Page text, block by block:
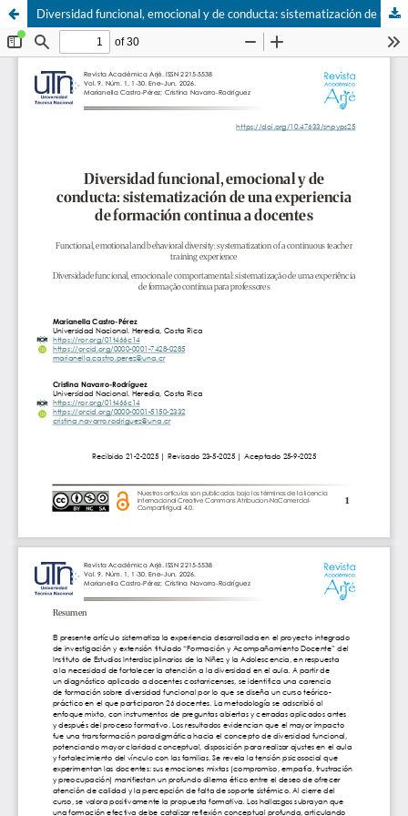
Diversidad funcional, emocional y de conducta: sistematización de una experiencia de formación continua a docentes